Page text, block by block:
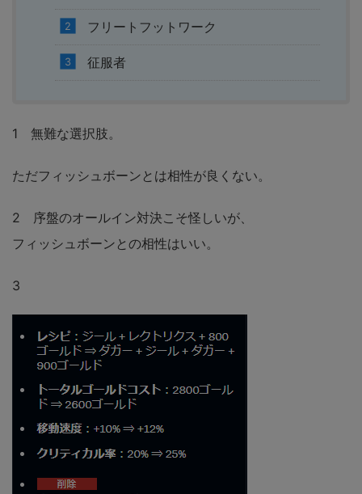
フリートフットワーク
征服者
1 無難な選択肢。
ただフィッシュボーンとは相性が良くない。
2 序盤のオールイン対決こそ怪しいが、
フィッシュボーンとの相性はいい。
3